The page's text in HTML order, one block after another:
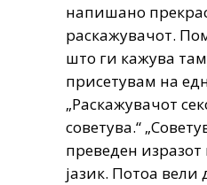
напишано
раскажувачот.
што ги кажува
присетувам на
„Раскажувачот
советува.“
преведен
јазик. Потоа вели